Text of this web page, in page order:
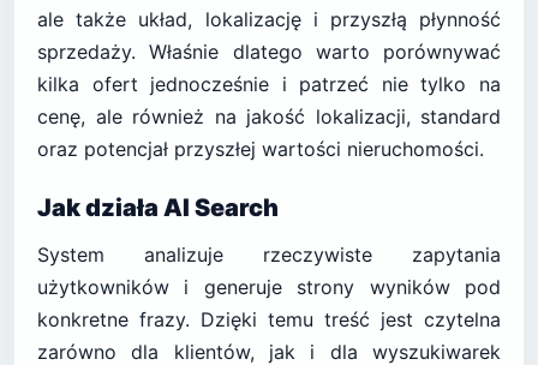
ale także układ, lokalizację i przyszłą płynność
sprzedaży. Właśnie dlatego warto porównywać
kilka ofert jednocześnie i patrzeć nie tylko na
cenę, ale również na jakość lokalizacji, standard
oraz potencjał przyszłej wartości nieruchomości.
Jak działa AI Search
System analizuje rzeczywiste zapytania
użytkowników i generuje strony wyników pod
konkretne frazy. Dzięki temu treść jest czytelna
zarówno dla klientów, jak i dla wyszukiwarek